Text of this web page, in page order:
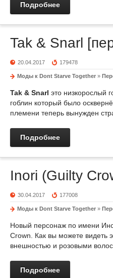
Подробнее
Tak & Snarl
20.04.2017 179478
Моды к Dont Starve Together »
Tak & Snarl это низкорослый
гоблин который было
племени теперь вынужден
Подробнее
Inori (Guilty
30.04.2017 177008
Моды к Dont Starve Together »
Новый персонаж по имени
Crown. Как вы можете видеть
внешностью и розовыми
Подробнее